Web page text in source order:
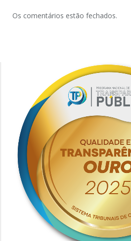
Os comentários estão fechados.